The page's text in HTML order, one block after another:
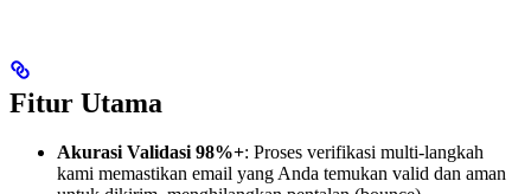
Fitur Utama
Akurasi Validasi 98%+: Proses verifikasi multi-langkah
kami memastikan email yang Anda temukan valid dan aman